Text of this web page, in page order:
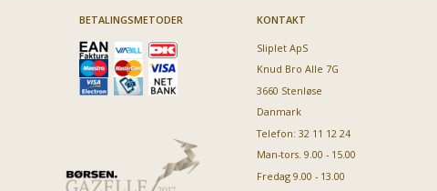
BETALINGSMETODER KONTAKT
Sliplet ApS
Knud Bro Alle 7G
3660 Stenløse
Danmark
Telefon: 32 11 12 24
Man-tors. 9.00 - 15.00
Fredag 9.00 - 13.00